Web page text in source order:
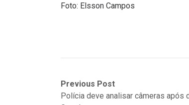
Foto: Elsson Campos
Previous Post
Polícia deve analisar câmeras após